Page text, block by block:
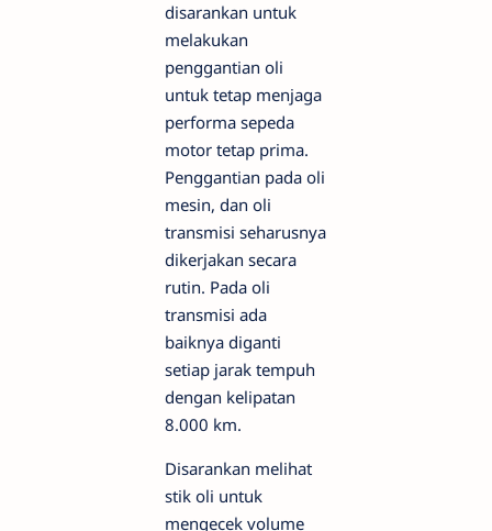
disarankan untuk
melakukan
penggantian oli
untuk tetap menjaga
performa sepeda
motor tetap prima.
Penggantian pada oli
mesin, dan oli
transmisi seharusnya
dikerjakan secara
rutin. Pada oli
transmisi ada
baiknya diganti
setiap jarak tempuh
dengan kelipatan
8.000 km.
Disarankan melihat
stik oli untuk
mengecek volume